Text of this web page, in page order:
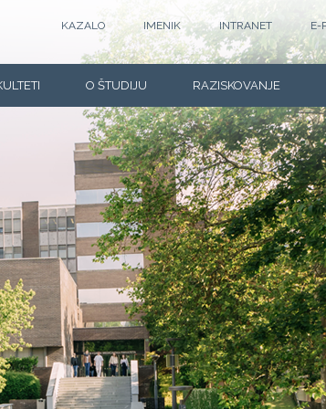
KAZALO IMENIK INTRANET E-
O ŠTUDIJU RAZISKOVANJE